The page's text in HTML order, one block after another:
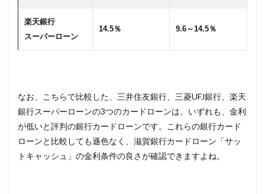
楽天銀行
スーパーローン
14.5％ 9.6～14.5％
なお、こちらで比較した、三井住友銀行、三菱UFJ銀行、楽天
銀行スーパーローンの3つのカードローンは、いずれも、金利
が低いと評判の銀行カードローンです。これらの銀行カード
ローンと比較しても遜色なく、滋賀銀行カードローン「サッ
トキャッシュ」の金利条件の良さが確認できますよね。